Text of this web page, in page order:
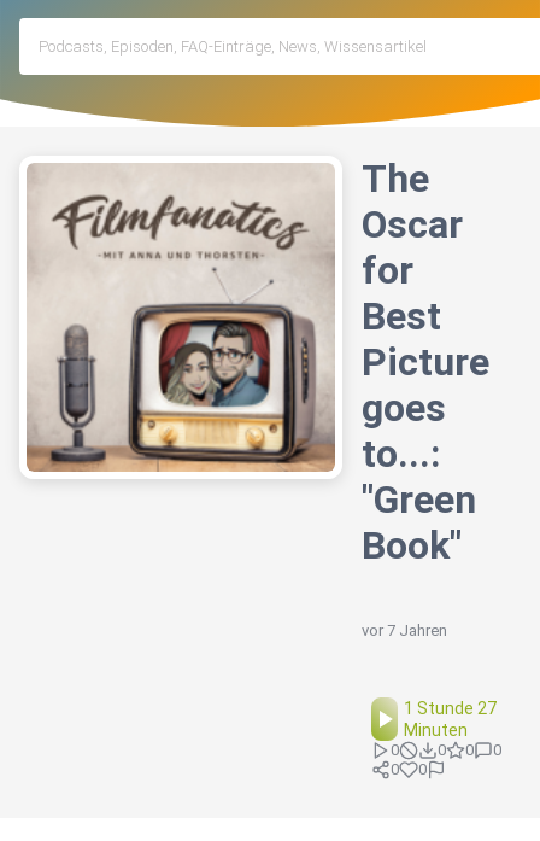
The
Oscar
for
Best
Picture
goes
to...:
"Green
Book"
vor 7 Jahren
1 Stunde 27
Minuten
0 0 0
0
0
0